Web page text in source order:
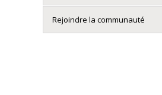
Rejoindre la communauté